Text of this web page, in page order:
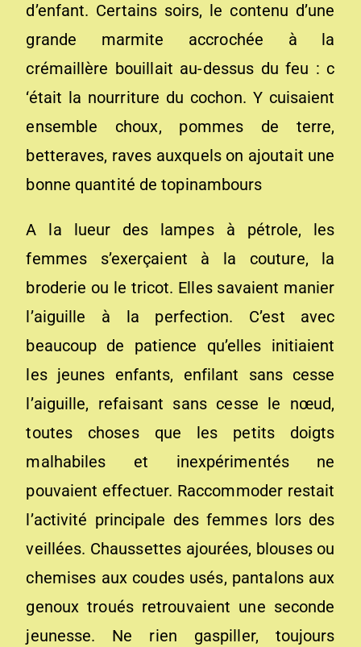
d’enfant. Certains soirs, le contenu d’une
grande marmite accrochée à la
crémaillère bouillait au-dessus du feu : c
‘était la nourriture du cochon. Y cuisaient
ensemble choux, pommes de terre,
betteraves, raves auxquels on ajoutait une
bonne quantité de topinambours
A la lueur des lampes à pétrole, les
femmes s’exerçaient à la couture, la
broderie ou le tricot. Elles savaient manier
l’aiguille à la perfection. C’est avec
beaucoup de patience qu’elles initiaient
les jeunes enfants, enfilant sans cesse
l’aiguille, refaisant sans cesse le nœud,
toutes choses que les petits doigts
malhabiles et inexpérimentés ne
pouvaient effectuer. Raccommoder restait
l’activité principale des femmes lors des
veillées. Chaussettes ajourées, blouses ou
chemises aux coudes usés, pantalons aux
genoux troués retrouvaient une seconde
jeunesse. Ne rien gaspiller, toujours